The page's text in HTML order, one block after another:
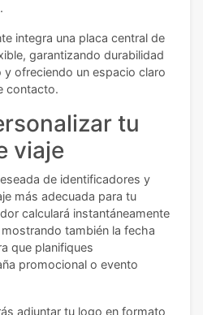
integra una placa central de
garantizando durabilidad
ofreciendo un espacio claro
contacto.
tu
viaje
de identificadores y
más adecuada para tu
calculará instantáneamente
también la fecha
que planifiques
promocional o evento
adjuntar tu logo en formato